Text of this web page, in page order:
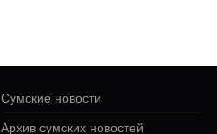
Сумские новости
Архив сумских новостей